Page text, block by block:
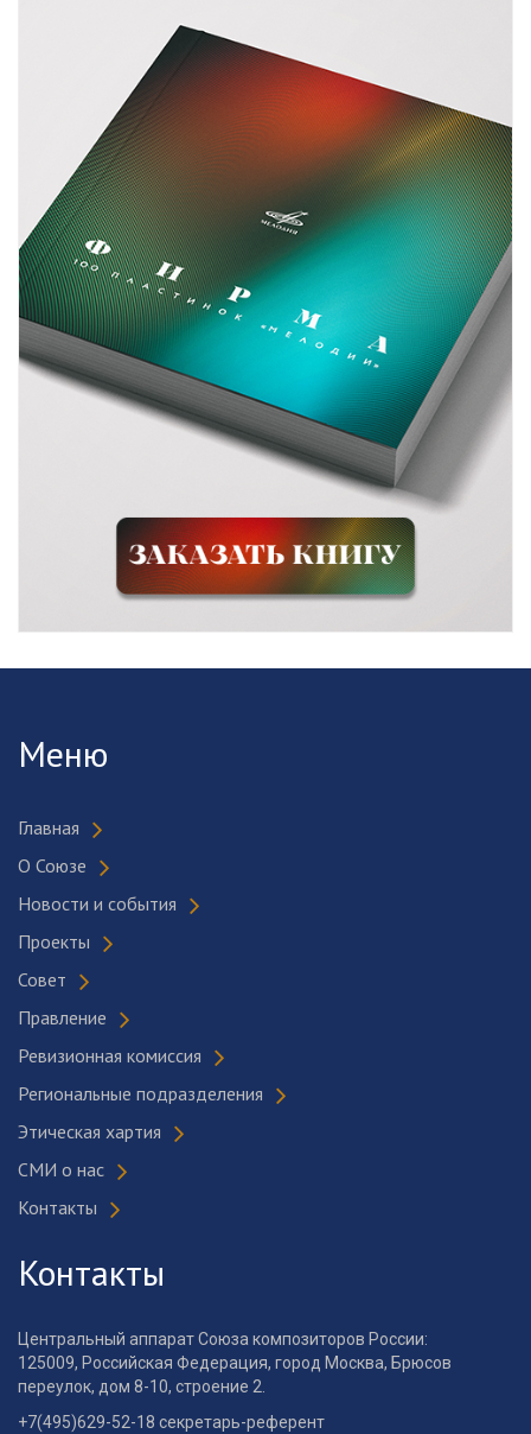
Меню
Главная
О Союзе
Новости и события
Проекты
Совет
Правление
Ревизионная комиссия
Региональные подразделения
Этическая хартия
СМИ о нас
Контакты
Контакты
Центральный аппарат Союза композиторов России:
125009, Российская Федерация, город Москва, Брюсов
переулок, дом 8-10, строение 2.
+7(495)629-52-18 секретарь-референт